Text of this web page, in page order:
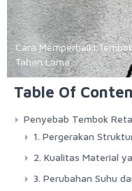
Cara Memperbaiki
Tahan Lama
Table Of
Penyebab Tembok
1. Pergerakan
2. Kualitas Material
3. Perubahan Suhu